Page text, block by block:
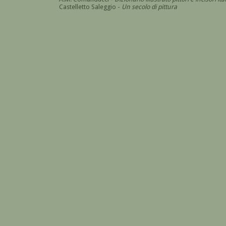
Castelletto Saleggio - Un secolo di pittura